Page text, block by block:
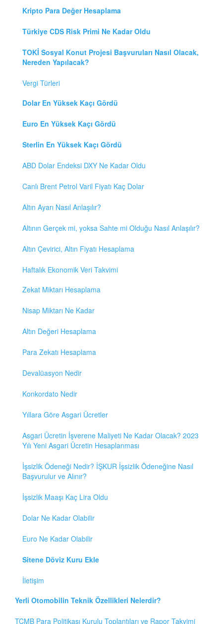
Kripto Para Değer Hesaplama
Türkiye CDS Risk Primi Ne Kadar Oldu
TOKİ Sosyal Konut Projesi Başvuruları Nasıl Olacak,
Nereden Yapılacak?
Vergi Türleri
Dolar En Yüksek Kaçı Gördü
Euro En Yüksek Kaçı Gördü
Sterlin En Yüksek Kaçı Gördü
ABD Dolar Endeksi DXY Ne Kadar Oldu
Canlı Brent Petrol Varil Fiyatı Kaç Dolar
Altın Ayarı Nasıl Anlaşılır?
Altının Gerçek mi, yoksa Sahte mi Olduğu Nasıl Anlaşılır?
Altın Çevirici, Altın Fiyatı Hesaplama
Haftalık Ekonomik Veri Takvimi
Zekat Miktarı Hesaplama
Nisap Miktarı Ne Kadar
Altın Değeri Hesaplama
Para Zekatı Hesaplama
Devalüasyon Nedir
Konkordato Nedir
Yıllara Göre Asgari Ücretler
Asgari Ücretin İşverene Maliyeti Ne Kadar Olacak? 2023
Yılı Yeni Asgari Ücretin Hesaplanması
İşsizlik Ödeneği Nedir? İŞKUR İşsizlik Ödeneğine Nasıl
Başvurulur ve Alınır?
İşsizlik Maaşı Kaç Lira Oldu
Dolar Ne Kadar Olabilir
Euro Ne Kadar Olabilir
Sitene Döviz Kuru Ekle
İletişim
Yerli Otomobilin Teknik Özellikleri Nelerdir?
TCMB Para Politikası Kurulu Toplantıları ve Rapor Takvimi